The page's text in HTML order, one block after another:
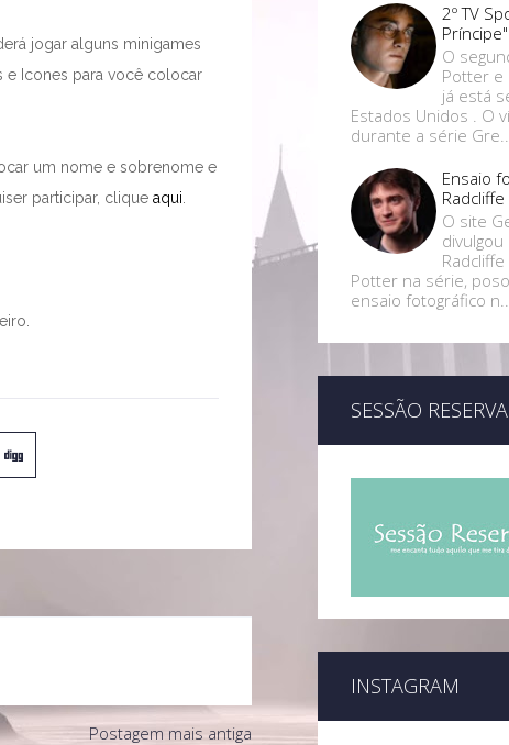
jogar alguns minigames
e Icones para você colocar
um nome e sobrenome e
participar, clique aqui
Postagem mais antiga
2º TV
O
Potter e
já está
Estados Unidos . O
durante a série Gre...
Ensaio
Radcliffe
O site
Potter na série,
ensaio fotográfico n...
SESSÃO
INSTAGRAM